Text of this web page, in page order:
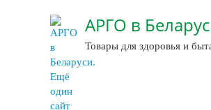
АРГО в
Товары для здоровья и